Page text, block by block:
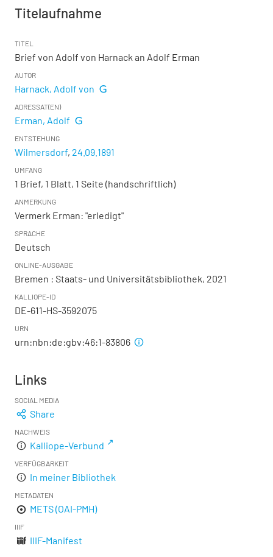
Titelaufnahme
TITEL
Brief von Adolf von Harnack an Adolf Erman
AUTOR
Harnack, Adolf von
ADRESSAT(EN)
Erman, Adolf
ENTSTEHUNG
Wilmersdorf, 24.09.1891
UMFANG
1 Brief, 1 Blatt, 1 Seite (handschriftlich)
ANMERKUNG
Vermerk Erman: "erledigt"
SPRACHE
Deutsch
ONLINE-AUSGABE
Bremen : Staats- und Universitätsbibliothek, 2021
KALLIOPE-ID
DE-611-HS-3592075
URN
urn:nbn:de:gbv:46:1-83806
Links
SOCIAL MEDIA
Share
NACHWEIS
Kalliope-Verbund
VERFÜGBARKEIT
In meiner Bibliothek
METADATEN
METS (OAI-PMH)
IIIF
IIIF-Manifest